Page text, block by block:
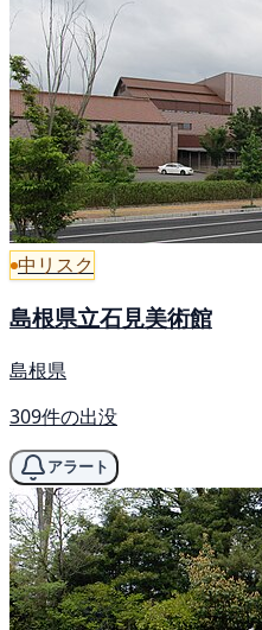
中リスク
島根県立石見美術館
島根県
309件の出没
アラート